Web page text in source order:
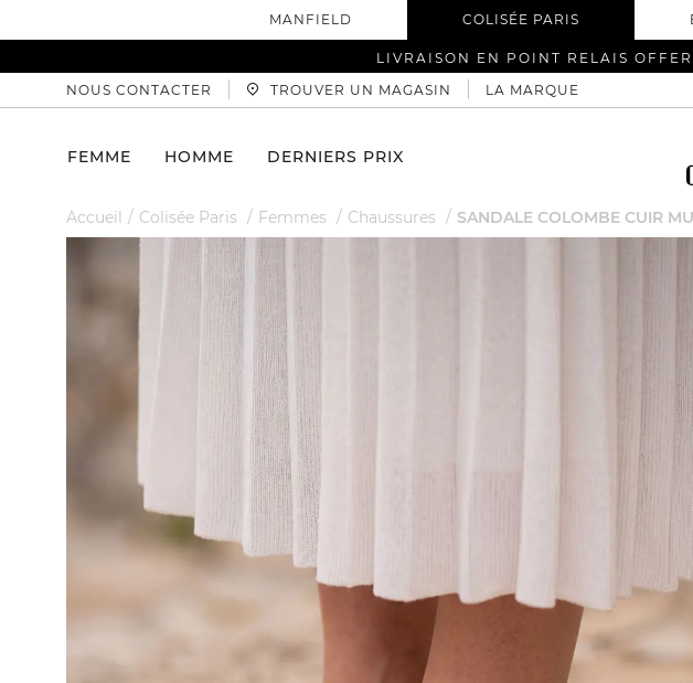
MANFIELD COLISÉE PARIS
LIVRAISON EN POINT RELAIS
NOUS CONTACTER
TROUVER UN MAGASIN LA MARQUE
FEMME HOMME DERNIERS PRIX
Accueil Colisée Paris Femmes Chaussures SANDALE COLOMBE CUIR